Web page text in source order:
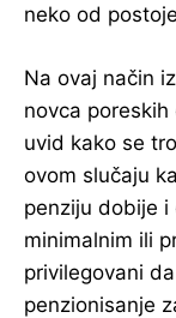
neko od
Na ovaj način
novca
uvid kako se
ovom slučaju
penziju dobije i
minimalnim ili
privilegovani
penzionisanje